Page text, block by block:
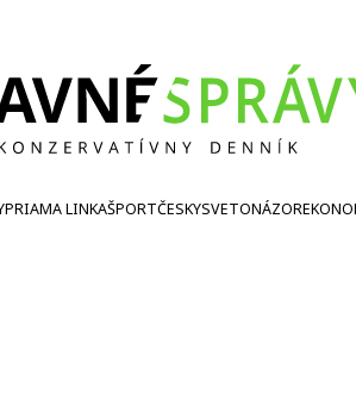
PRIAMA LINKAŠPORTČESKYSVETONÁZOR